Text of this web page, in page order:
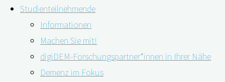
Studienteilnehmende
Informationen
Machen Sie mit!
digiDEM-Forschungspartner*innen in Ihrer Nähe
Demenz im Fokus
10.01.2023